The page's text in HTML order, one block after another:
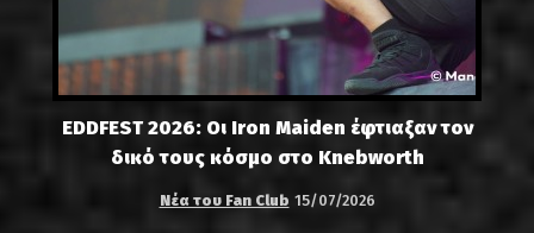
EDDFEST 2026: Οι Iron Maiden έφτιαξαν τον
δικό τους κόσμο στο Knebworth
Νέα του Fan Club 15/07/2026